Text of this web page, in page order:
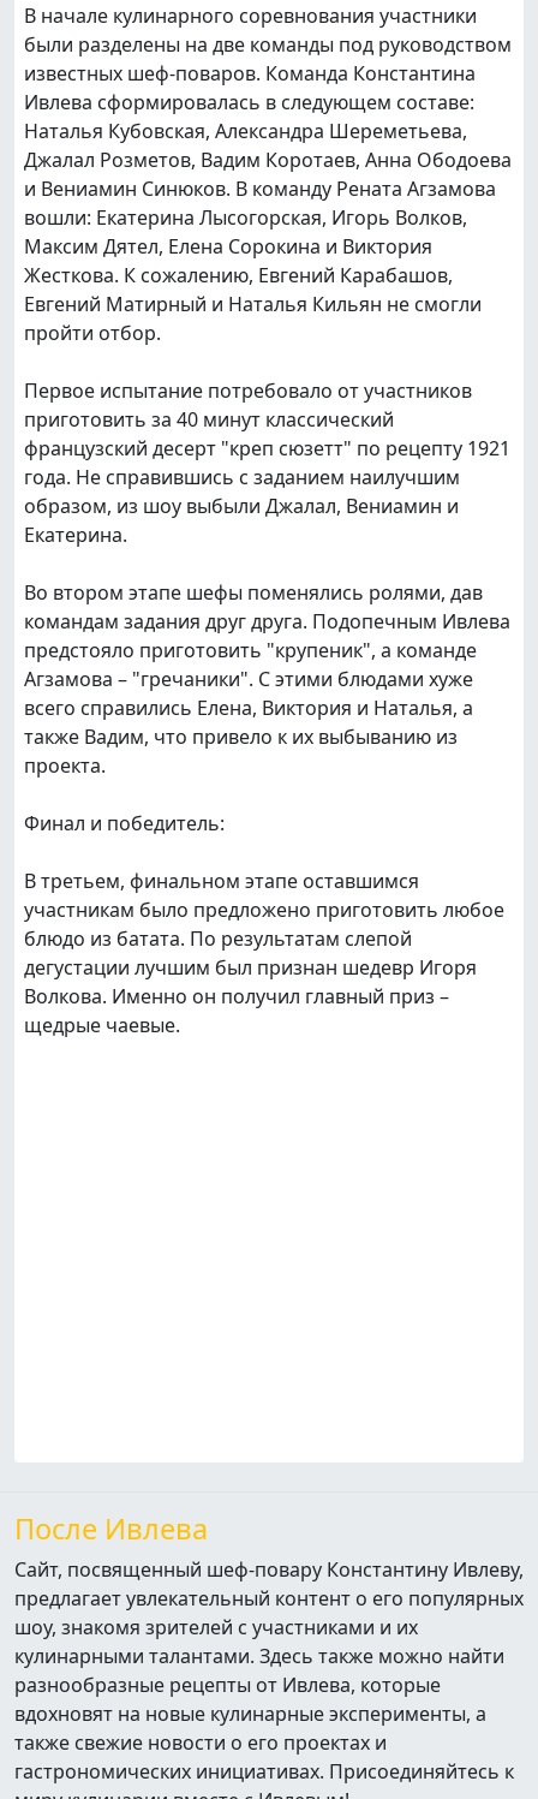
В начале кулинарного соревнования участники
были разделены на две команды под руководством
известных шеф-поваров. Команда Константина
Ивлева сформировалась в следующем составе:
Наталья Кубовская, Александра Шереметьева,
Джалал Розметов, Вадим Коротаев, Анна Ободоева
и Вениамин Синюков. В команду Рената Агзамова
вошли: Екатерина Лысогорская, Игорь Волков,
Максим Дятел, Елена Сорокина и Виктория
Жесткова. К сожалению, Евгений Карабашов,
Евгений Матирный и Наталья Кильян не смогли
пройти отбор.
Первое испытание потребовало от участников
приготовить за 40 минут классический
французский десерт "креп сюзетт" по рецепту 1921
года. Не справившись с заданием наилучшим
образом, из шоу выбыли Джалал, Вениамин и
Екатерина.
Во втором этапе шефы поменялись ролями, дав
командам задания друг друга. Подопечным Ивлева
предстояло приготовить "крупеник", а команде
Агзамова – "гречаники". С этими блюдами хуже
всего справились Елена, Виктория и Наталья, а
также Вадим, что привело к их выбыванию из
проекта.
Финал и победитель:
В третьем, финальном этапе оставшимся
участникам было предложено приготовить любое
блюдо из батата. По результатам слепой
дегустации лучшим был признан шедевр Игоря
Волкова. Именно он получил главный приз –
щедрые чаевые.
После Ивлева
Сайт, посвященный шеф-повару Константину Ивлеву,
предлагает увлекательный контент о его популярных
шоу, знакомя зрителей с участниками и их
кулинарными талантами. Здесь также можно найти
разнообразные рецепты от Ивлева, которые
вдохновят на новые кулинарные эксперименты, а
также свежие новости о его проектах и
гастрономических инициативах. Присоединяйтесь к